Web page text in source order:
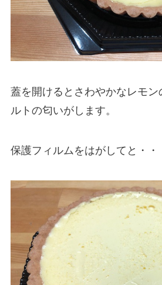
蓋を開けるとさわやかなレモン
ルトの匂いがします。
保護フィルムをはがしてと・・